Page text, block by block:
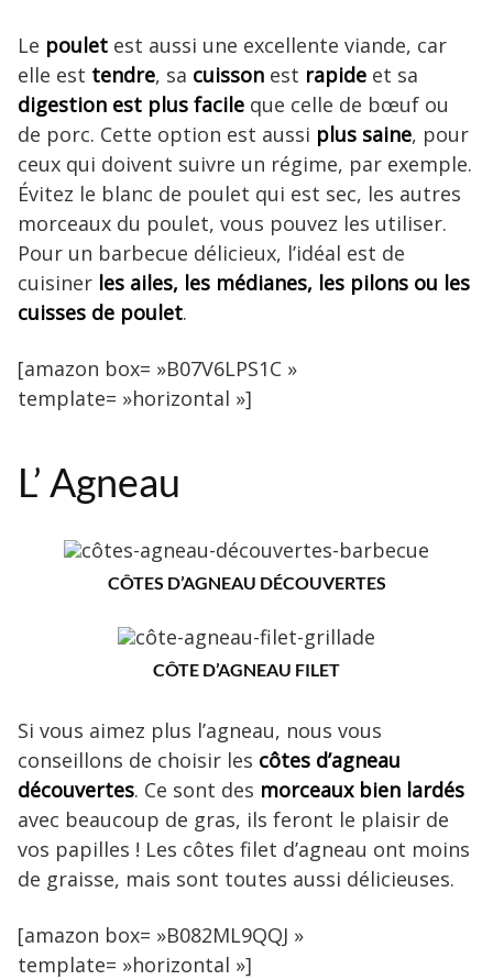
Le poulet est aussi une excellente viande, car
elle est tendre, sa cuisson est rapide et sa
digestion est plus facile que celle de bœuf ou
de porc. Cette option est aussi plus saine, pour
ceux qui doivent suivre un régime, par exemple.
Évitez le blanc de poulet qui est sec, les autres
morceaux du poulet, vous pouvez les utiliser.
Pour un barbecue délicieux, l’idéal est de
cuisiner les ailes, les médianes, les pilons ou les
cuisses de poulet.
[amazon box= »B07V6LPS1C »
template= »horizontal »]
L’ Agneau
CÔTES D’AGNEAU DÉCOUVERTES
CÔTE D’AGNEAU FILET
Si vous aimez plus l’agneau, nous vous
conseillons de choisir les côtes d’agneau
découvertes. Ce sont des morceaux bien lardés
avec beaucoup de gras, ils feront le plaisir de
vos papilles ! Les côtes filet d’agneau ont moins
de graisse, mais sont toutes aussi délicieuses.
[amazon box= »B082ML9QQJ »
template= »horizontal »]